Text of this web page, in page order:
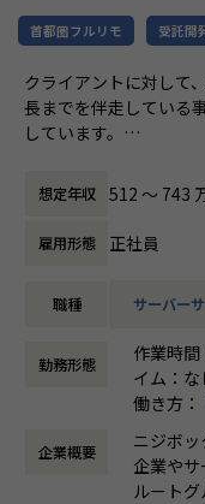
ナー、フロントエンド
そのため、ワンストッ
る、一貫したチーム体
す。
入社後は研修や現場で
通じてさらにスキルア
っています。
ナレッジ向上施策とし
さらに、業界の牽引者
す。
★ニジボックスでのワ
ご参照ください
メンバーや社内の雰囲
環境を感じていた
首都圏フルリモ 受託開
クライアントに対して
長までを伴走している
しています。
業務内容
Webアプリケーション
（使用言語・フレーム
uby on Rails、 SQLなど
AWSやGCPなどを利用
発
（使用フレームワーク
s、Next.js、Node.jsな
_やりがい/魅力/醍醐味
ニジボックスにはプ
ー、アートディレクタ
想定年収 512 〜 743
雇用形態 正社員
職種 サーバー
勤務形態
作業時
働き方：
時間外
間）
休憩時
企業概要
ニジボッ
企業や
ルートグ